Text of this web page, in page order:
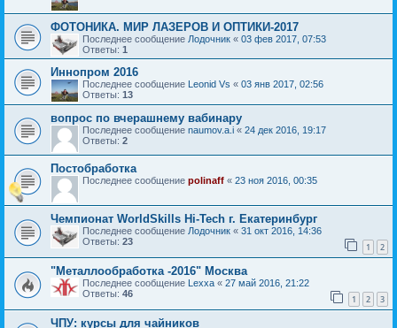
ФОТОНИКА. МИР ЛАЗЕРОВ И ОПТИКИ-2017
Последнее сообщение Лодочник « 03 фев 2017, 07:53
Ответы: 1
Иннопром 2016
Последнее сообщение Leonid Vs « 03 янв 2017, 02:56
Ответы: 13
вопрос по вчерашнему вабинару
Последнее сообщение naumov.a.i « 24 дек 2016, 19:17
Ответы: 2
Постобработка
Последнее сообщение polinaff « 23 ноя 2016, 00:35
Чемпионат WorldSkills Hi-Tech г. Екатеринбург
Последнее сообщение Лодочник « 31 окт 2016, 14:36
Ответы: 23 1 2
"Металлообработка -2016" Москва
Последнее сообщение Lexxa « 27 май 2016, 21:22
Ответы: 46 1 2 3
ЧПУ: курсы для чайников